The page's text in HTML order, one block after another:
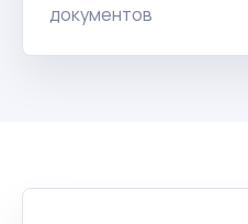
документов